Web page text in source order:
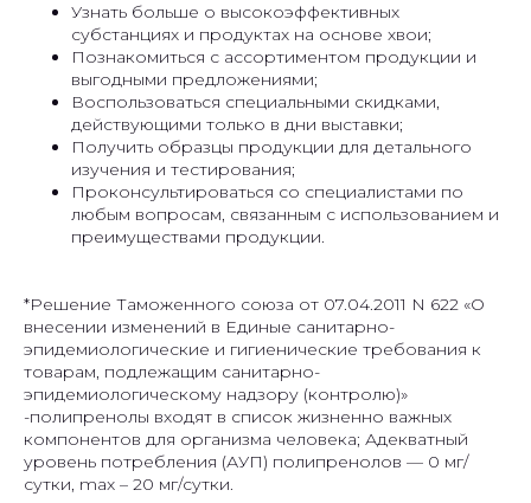
Узнать больше о высокоэффективных
субстанциях и продуктах на основе хвои;
Познакомиться с ассортиментом продукции и
выгодными предложениями;
Воспользоваться специальными скидками,
действующими только в дни выставки;
Получить образцы продукции для детального
изучения и тестирования;
Проконсультироваться со специалистами по
любым вопросам, связанным с использованием и
преимуществами продукции.
*Решение Таможенного союза от 07.04.2011 N 622 «О
внесении изменений в Единые санитарно-
эпидемиологические и гигиенические требования к
товарам, подлежащим санитарно-
эпидемиологическому надзору (контролю)»
-полипренолы входят в список жизненно важных
компонентов для организма человека; Адекватный
уровень потребления (АУП) полипренолов — 0 мг/
сутки, max – 20 мг/сутки.